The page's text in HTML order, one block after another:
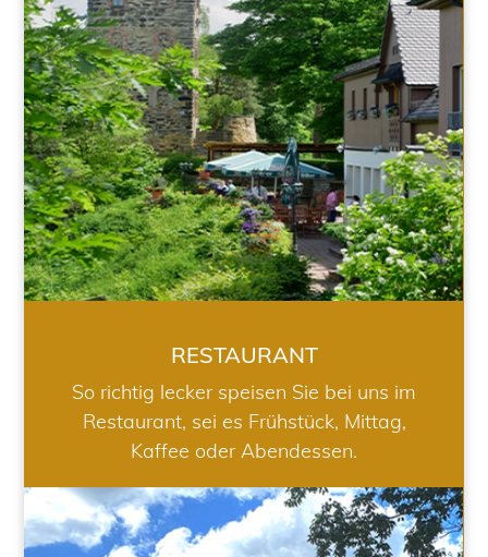
RESTAURANT
RESTAURANT
So richtig lecker speisen Sie bei uns im
Restaurant, sei es Frühstück, Mittag,
Kaffee oder Abendessen.